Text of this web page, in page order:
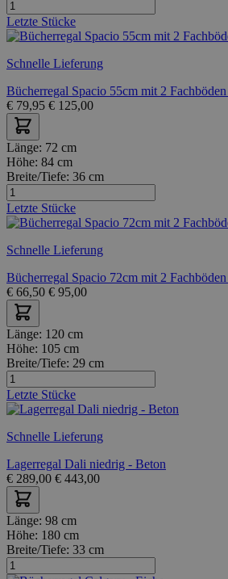
Letzte Stücke
Schnelle Lieferung
Bücherregal Spacio 55cm mit 2
€ 79,95 € 125,00
Länge: 72 cm
Höhe: 84 cm
Breite/Tiefe: 36 cm
Letzte Stücke
Schnelle Lieferung
Bücherregal Spacio 72cm mit 2
€ 66,50 € 95,00
Länge: 120 cm
Höhe: 105 cm
Breite/Tiefe: 29 cm
Letzte Stücke
Schnelle Lieferung
Lagerregal Dali niedrig - Beton
€ 289,00 € 443,00
Länge: 98 cm
Höhe: 180 cm
Breite/Tiefe: 33 cm